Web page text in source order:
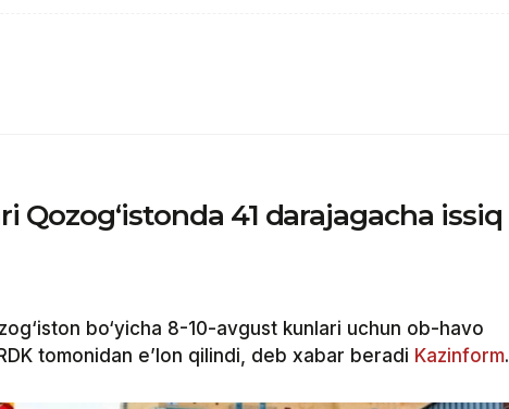
Qozog‘istonda 41 darajagacha issiq
bo‘yicha 8-10-avgust kunlari uchun ob-havo
tomonidan e’lon qilindi, deb xabar beradi Kazinform.